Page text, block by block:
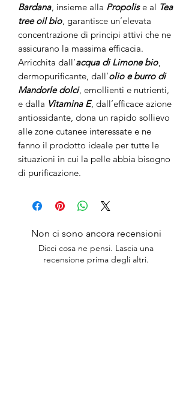
Bardana , insieme alla Propolise al Tea
tree oil bio , garantisce un’elevata
concentrazione di principi attivi che ne
assicurano la massima efficacia.
Arricchita dall’acqua di Limone bio
dermopurificante, dall’olio e burro di
Mandorle dolci, emollienti e nutrienti,
e dalla Vitamina E, dall’efficace azione
antiossidante, dona un rapido sollievo
alle zone cutanee interessate e ne
fanno il prodotto ideale per tutte le
situazioni in cui la pelle abbia bisogno
di purificazione.
Non ci sono ancora recensioni
Dicci cosa ne pensi. Lascia una
recensione prima degli altri.